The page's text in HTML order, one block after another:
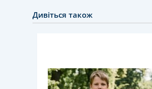
Дивіться також